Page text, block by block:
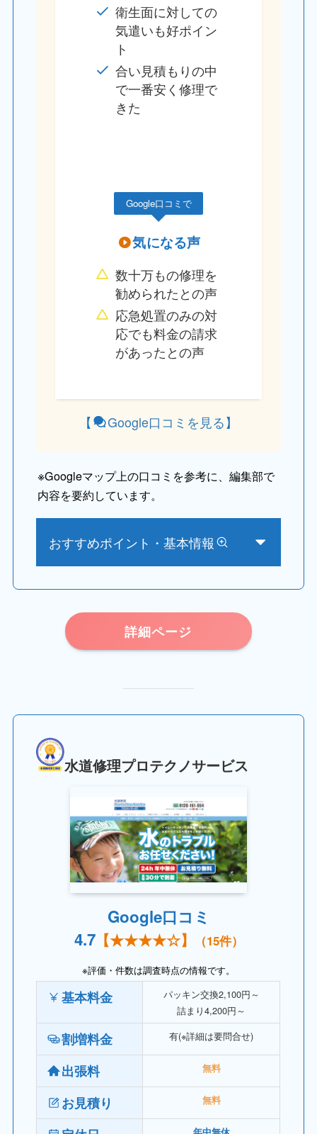
衛生面に対しての
気遣いも好ポイン
ト
合い見積もりの中
で一番安く修理で
きた
Google口コミで
気になる声
数十万もの修理を
勧められたとの声
応急処置のみの対
応でも料金の請求
があったとの声
【 Google口コミを見る】
※Googleマップ上の口コミを参考に、編集部で
内容を要約しています。
おすすめポイント・基本情報
詳細ページ
水道修理プロテクノサービス
Google口コミ
4.7【★★★★☆】 （15件）
※評価・件数は調査時点の情報です。
基本料金
パッキン交換2,100円～
詰まり4,200円～
割増料金 有(※詳細は要問合せ)
出張料 無料
お見積り 無料